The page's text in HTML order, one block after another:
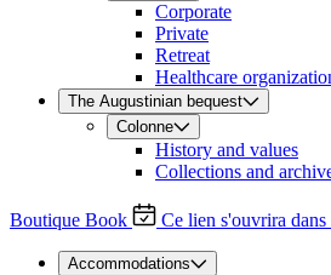
Corporate
Private
Retreat
Healthcare
The Augustinian bequest
Colonne
History and values
Collections and
Boutique Book Ce lien s'ouvrira
Accommodations